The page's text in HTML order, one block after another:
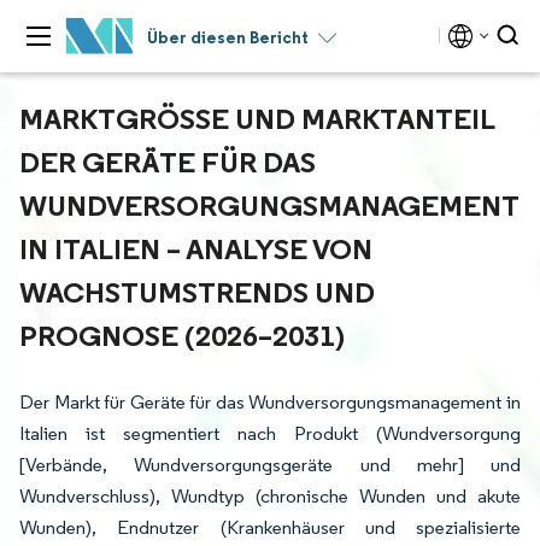
Über diesen Bericht
MARKTGRÖSSE UND MARKTANTEIL D
ER GERÄTE FÜR DAS W
UNDVERSORGUNGSMANAGEMENT I
N ITALIEN – ANALYSE VON W
ACHSTUMSTRENDS UND P
ROGNOSE (2026–2031)
Der Markt für Geräte für das Wundversorgungsmanagement in
Italien ist segmentiert nach Produkt (Wundversorgung
[Verbände, Wundversorgungsgeräte und mehr] und
Wundverschluss), Wundtyp (chronische Wunden und akute
Wunden), Endnutzer (Krankenhäuser und spezialisierte